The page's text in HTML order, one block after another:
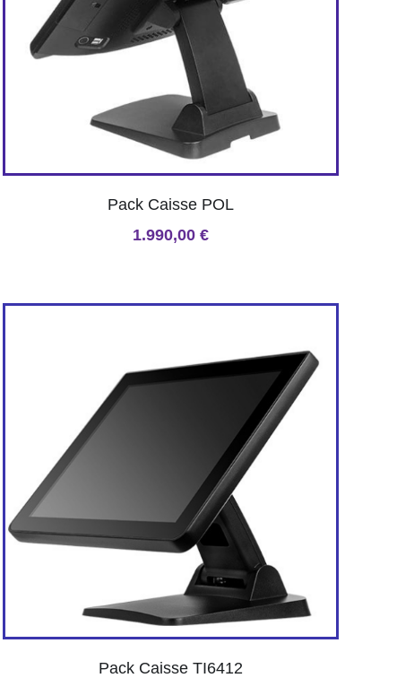
Pack Caisse POL
1.990,00 €
Pack Caisse TI6412